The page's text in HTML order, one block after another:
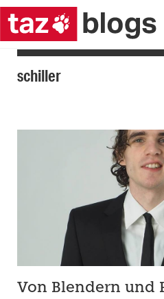
schiller
Von Blendern und